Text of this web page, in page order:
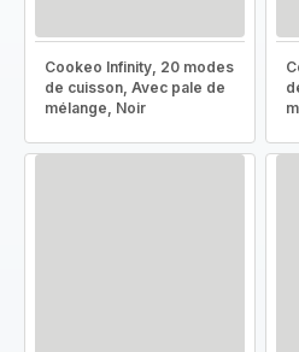
Cookeo Infinity, 20 modes
de cuisson, Avec pale de
mélange, Noir